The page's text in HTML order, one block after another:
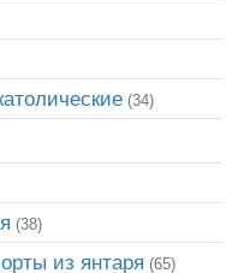
(34)
(38)
из янтаря (65)